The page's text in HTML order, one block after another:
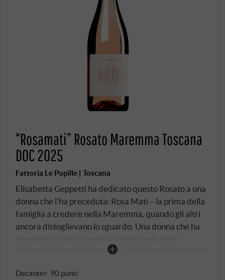
“Rosamati” Rosato Maremma Toscana
DOC 2025
Fattoria Le Pupille | Toscana
Elisabetta Geppetti ha dedicato questo Rosato a una
donna che l'ha preceduta: Rosa Mati – la prima della
famiglia a credere nella Maremma, quando gli altri
ancora distoglievano lo sguardo. Una donna che ha
investito quando questo selvaggio paesaggio
costiero nel sud-ovest della Toscana non era ancora
Quella fiducia è stata l'inizio di tutto ciò che Le Pupille
Decanter: 90 punti